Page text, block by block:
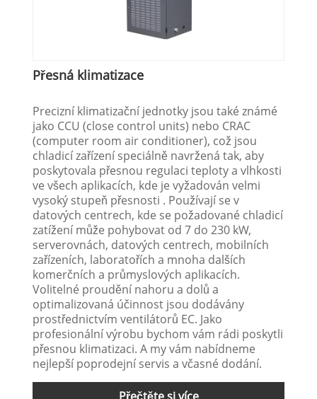
Přesná klimatizace
Precizní klimatizační jednotky jsou také známé
jako CCU (close control units) nebo CRAC
(computer room air conditioner), což jsou
chladicí zařízení speciálně navržená tak, aby
poskytovala přesnou regulaci teploty a vlhkosti
ve všech aplikacích, kde je vyžadován velmi
vysoký stupeň přesnosti . Používají se v
datových centrech, kde se požadované chladicí
zatížení může pohybovat od 7 do 230 kW,
serverovnách, datových centrech, mobilních
zařízeních, laboratořích a mnoha dalších
komerčních a průmyslových aplikacích.
Volitelné proudění nahoru a dolů a
optimalizovaná účinnost jsou dodávány
prostřednictvím ventilátorů EC. Jako
profesionální výrobu bychom vám rádi poskytli
přesnou klimatizaci. A my vám nabídneme
nejlepší poprodejní servis a včasné dodání.